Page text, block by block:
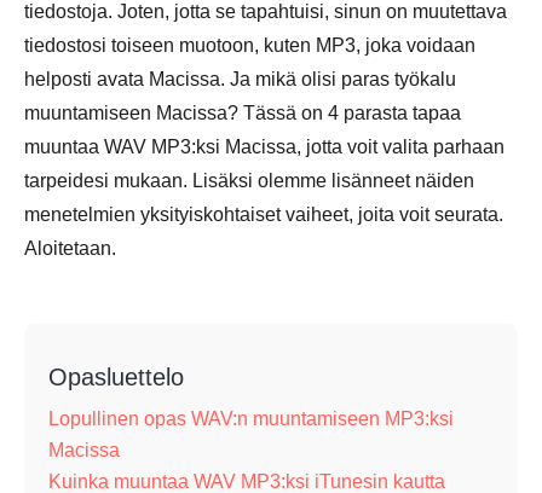
tiedostoja. Joten, jotta se tapahtuisi, sinun on muutettava
tiedostosi toiseen muotoon, kuten MP3, joka voidaan
helposti avata Macissa. Ja mikä olisi paras työkalu
muuntamiseen Macissa? Tässä on 4 parasta tapaa
muuntaa WAV MP3:ksi Macissa, jotta voit valita parhaan
tarpeidesi mukaan. Lisäksi olemme lisänneet näiden
menetelmien yksityiskohtaiset vaiheet, joita voit seurata.
Aloitetaan.
Opasluettelo
Lopullinen opas WAV:n muuntamiseen MP3:ksi
Macissa
Kuinka muuntaa WAV MP3:ksi iTunesin kautta